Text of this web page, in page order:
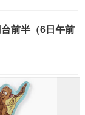
前半（6日午前